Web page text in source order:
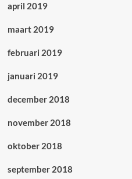
april 2019
maart 2019
februari 2019
januari 2019
december 2018
november 2018
oktober 2018
september 2018